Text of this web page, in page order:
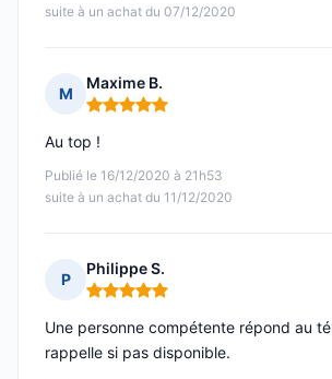
suite à un achat du 07/12/2020
M
Maxime B.
Note : 5 sur 5
Publié le 16/12/2020 à 21h53
suite à un achat du 11/12/2020
Au top !
P
Philippe S.
Note : 5 sur 5
Une personne compétente répond au
rappelle si pas disponible.